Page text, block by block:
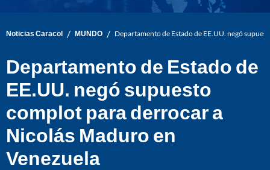
Noticias Caracol / MUNDO / Departamento de Estado de EE.UU. negó
Departamento de Estado de
EE.UU. negó supuesto
complot para derrocar a
Nicolás Maduro en
Venezuela